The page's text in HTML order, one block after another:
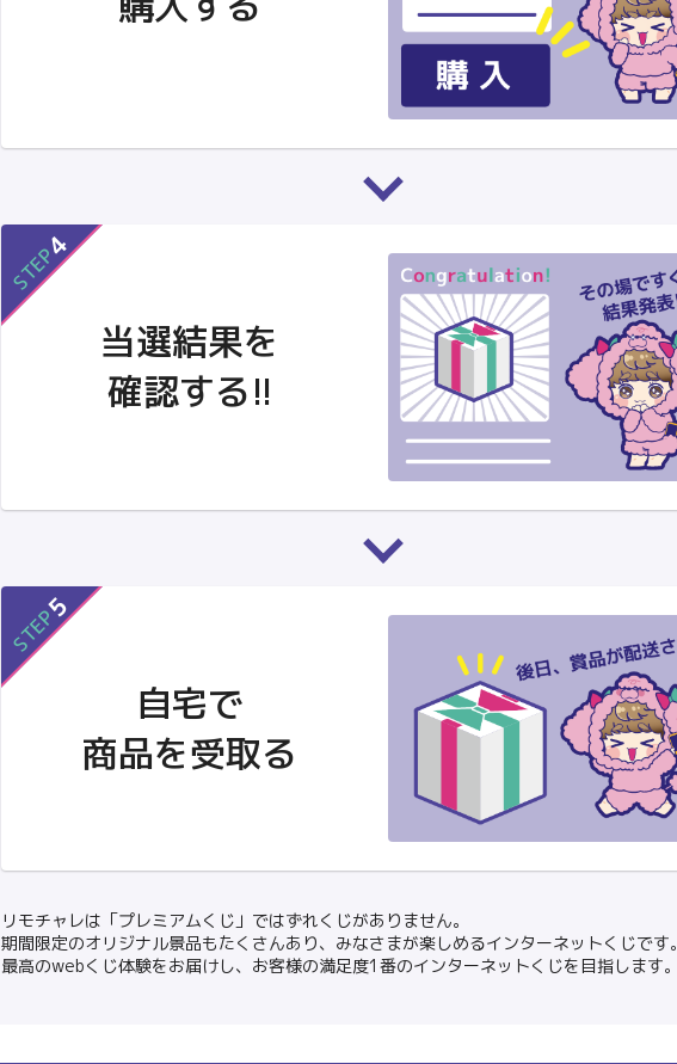
STEP4
当選結果を
確認する!!
STEP5
自宅で
商品を受取る
リモチャレは「プレミアムくじ」ではずれくじがありません。
期間限定のオリジナル景品もたくさんあり、みなさまが楽しめるインターネットくじです。
最高のwebくじ体験をお届けし、お客様の満足度1番のインターネットくじを目指します。